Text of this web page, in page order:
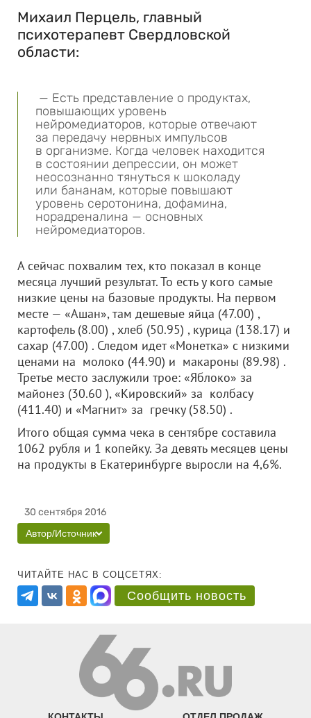
Михаил Перцель, главный
психотерапевт Свердловской
области:
— Есть представление о продуктах,
повышающих уровень
нейромедиаторов, которые отвечают
за передачу нервных импульсов
в организме. Когда человек находится
в состоянии депрессии, он может
неосознанно тянуться к шоколаду
или бананам, которые повышают
уровень серотонина, дофамина,
норадреналина — основных
нейромедиаторов.
А сейчас похвалим тех, кто показал в конце
месяца лучший результат. То есть у кого самые
низкие цены на базовые продукты. На первом
месте — «Ашан», там дешевые яйца (47.00) ,
картофель (8.00) , хлеб (50.95) , курица (138.17) и
сахар (47.00) . Следом идет «Монетка» с низкими
ценами на молоко (44.90) и макароны (89.98) .
Третье место заслужили трое: «Яблоко» за
майонез (30.60 ), «Кировский» за колбасу
(411.40) и «Магнит» за гречку (58.50) .
Итого общая сумма чека в сентябре составила
1062 рубля и 1 копейку. За девять месяцев цены
на продукты в Екатеринбурге выросли на 4,6%.
30 сентября 2016
Автор/Источник
ЧИТАЙТЕ НАС В СОЦСЕТЯХ:
Сообщить новость